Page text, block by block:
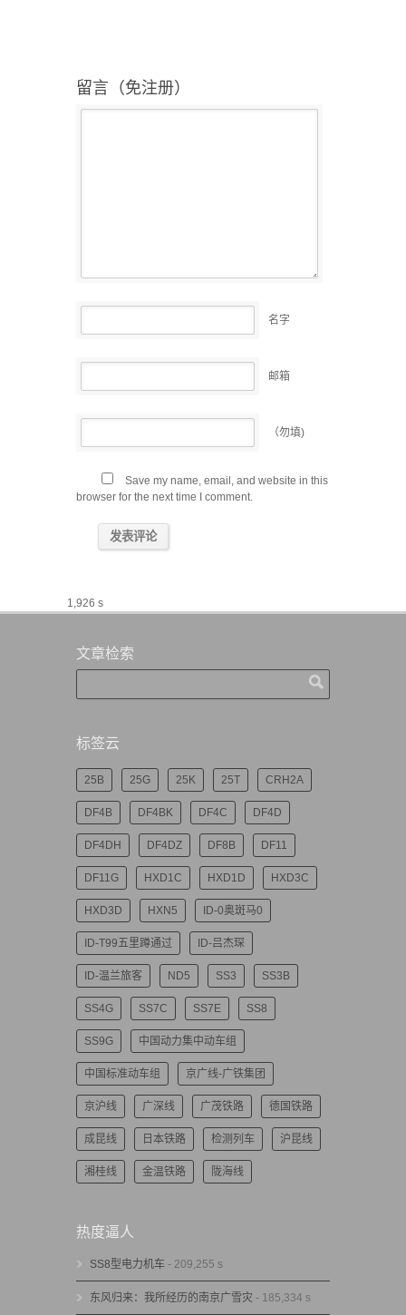
留言（免注册）
名字
邮箱
（勿填)
Save my name, email, and website in this
browser for the next time I comment.
1,926 s
文章检索
标签云
25B 25G 25K 25T CRH2A
DF4B DF4BK DF4C DF4D
DF4DH DF4DZ DF8B DF11
DF11G HXD1C HXD1D HXD3C
HXD3D HXN5 ID-0奥斑马0
ID-T99五里蹲通过 ID-吕杰琛
ID-温兰旅客 ND5 SS3 SS3B
SS4G SS7C SS7E SS8
SS9G 中国动力集中动车组
中国标准动车组 京广线-广铁集团
京沪线 广深线 广茂铁路 德国铁路
成昆线 日本铁路 检测列车 沪昆线
湘桂线 金温铁路 陇海线
热度逼人
SS8型电力机车 - 209,255 s
东风归来：我所经历的南京广雪灾 - 185,334 s